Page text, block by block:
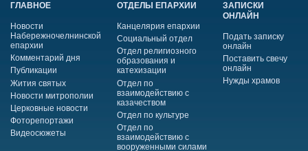
ГЛАВНОЕ
Новости
Набережночелнинской
епархии
Комментарий дня
Публикации
Жития святых
Новости митрополии
Церковные новости
Фоторепортажи
Видеосюжеты
ОТДЕЛЫ ЕПАРХИИ
Канцелярия епархии
Социальный отдел
Отдел религиозного
образования и
катехизации
Отдел по
взаимодействию с
казачеством
Отдел по культуре
Отдел по
взаимодействию с
вооруженными силами
ЗАПИСКИ
ОНЛАЙН
Подать записку
онлайн
Поставить свечу
онлайн
Нужды храмов